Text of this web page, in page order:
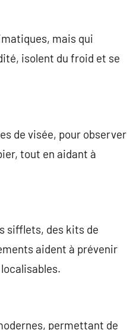
mais qui
isolent du froid et se
de visée, pour observer
tout en aidant à
sifflets, des kits de
aident à prévenir
permettant de